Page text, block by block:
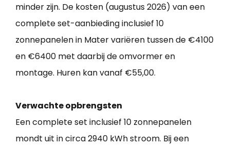
minder zijn. De kosten (augustus 2026) van een
complete set-aanbieding inclusief 10
zonnepanelen in Mater variëren tussen de €4100
en €6400 met daarbij de omvormer en
montage. Huren kan vanaf €55,00.
Verwachte opbrengsten
Een complete set inclusief 10 zonnepanelen
mondt uit in circa 2940 kWh stroom. Bij een